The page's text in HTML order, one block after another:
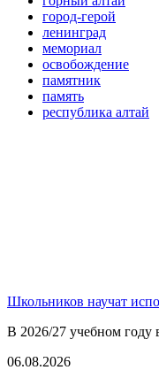
город-герой
ленинград
мемориал
освобождение
памятник
память
республика алтай
Школьников научат
В 2026/27 учебном году
06.08.2026